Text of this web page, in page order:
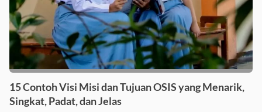
15 Contoh Visi Misi dan Tujuan OSIS yang Menarik,
Singkat, Padat, dan Jelas